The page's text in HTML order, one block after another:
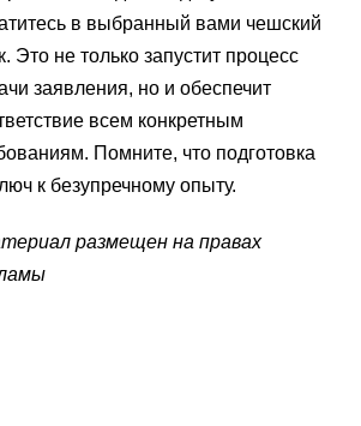
в выбранный вами чешский
Это не только запустит процесс
заявления, но и обеспечит
всем конкретным
Помните, что подготовка
к безупречному опыту.
размещен на правах